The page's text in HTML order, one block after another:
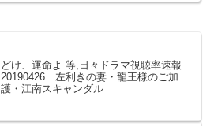
どけ、運命よ 等,日々ドラマ視聴率速報
20190426 左利きの妻・龍王様のご加
護・江南スキャンダル